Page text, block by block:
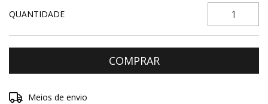
QUANTIDADE
Entregas para o CEP:
Meios de envio